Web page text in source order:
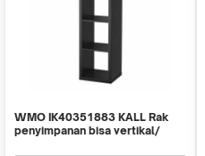
WMO IK40351883 KALL Rak
penyimpanan bisa vertikal/